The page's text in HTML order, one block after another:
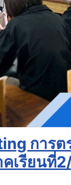
การ
คเรียนที่